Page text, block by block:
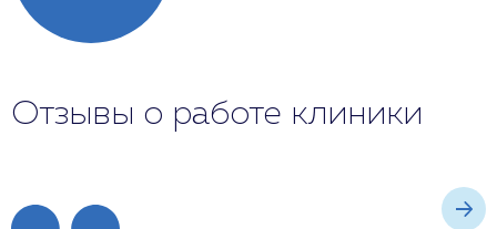
Отзывы о работе клиники